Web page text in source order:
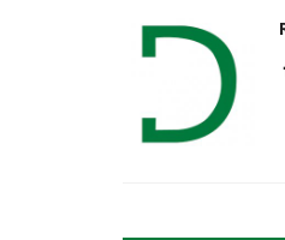
Sintra